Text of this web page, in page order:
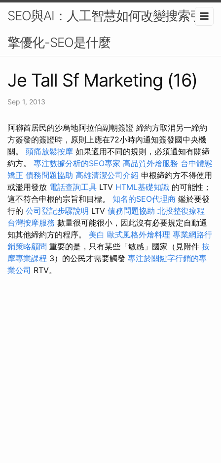
SEO與AI：人工智慧如何改變搜索引
擎優化-SEO是什麼
Je Tall Sf Marketing (16)
Sep 1, 2013
阿聯酋居民的沙烏地阿拉伯副朝簽證 締約方取消另一締約
方簽發的簽證時，原則上應在72小時內通知簽發國中央機
關。 頭痛放鬆按摩 如果適用不同的規則，必須通知有關締
約方。 專注數據分析的SEO專家 高品質外燴服務 台中體態
矯正 債務問題協助 高雄清潔公司介紹 申根締約方不得使用
或濫用發放 電話查詢工具 LTV HTML基礎知識 的可能性；
這不符合申根的宗旨和目標。 知名的SEO代理商 鑑於要發
行的 公司登記步驟說明 LTV 債務問題協助 北投整復療程
台灣按摩服務 數量很可能很小，因此沒有必要規定自動通
知其他締約方的程序。 美白 歐式風格外燴料理 專業網路行
銷策略顧問 重要的是，只有某些「敏感」國家（見附件 按
摩專業課程 3）的公民才需要觸發 專注於關鍵字行銷的專
業公司 RTV。